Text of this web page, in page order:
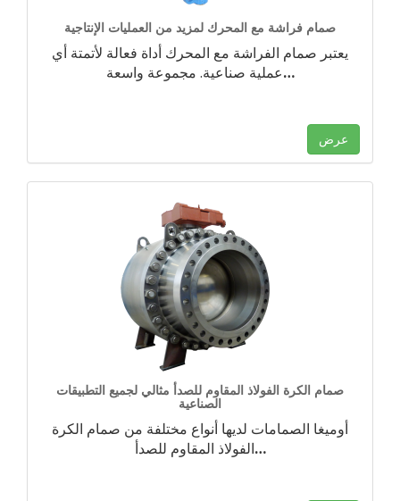
صمام فراشة مع المحرك لمزيد من العمليات الإنتاجية
يعتبر صمام الفراشة مع المحرك أداة فعالة لأتمتة أي
عملية صناعية. مجموعة واسعة…
عرض
صمام الكرة الفولاذ المقاوم للصدأ مثالي لجميع التطبيقات
الصناعية
أوميغا الصمامات لديها أنواع مختلفة من صمام الكرة
الفولاذ المقاوم للصدأ…